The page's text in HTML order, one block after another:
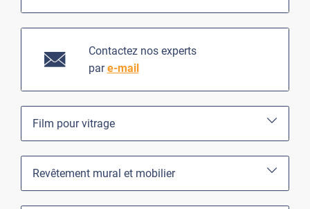
Contactez nos experts
pare-mail
Film pour vitrage
Revêtement mural et mobilier